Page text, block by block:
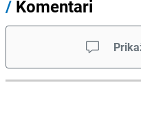
/ Komentari